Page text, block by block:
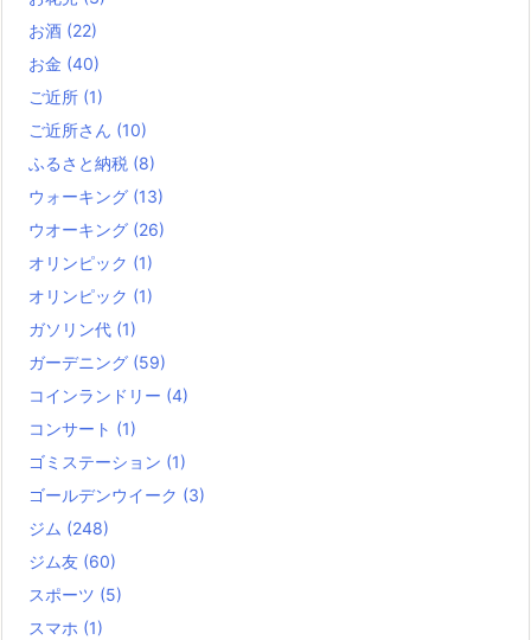
お酒 (22)
お金 (40)
ご近所 (1)
ご近所さん (10)
ふるさと納税 (8)
ウォーキング (13)
ウオーキング (26)
オリンピック (1)
オリンピック (1)
ガソリン代 (1)
ガーデニング (59)
コインランドリー (4)
コンサート (1)
ゴミステーション (1)
ゴールデンウイーク (3)
ジム (248)
ジム友 (60)
スポーツ (5)
スマホ (1)